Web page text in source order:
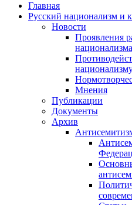
Главная
Русский национализм и
Новости
Проявления
национализма
Мнения
Публикации
Документы
Архив